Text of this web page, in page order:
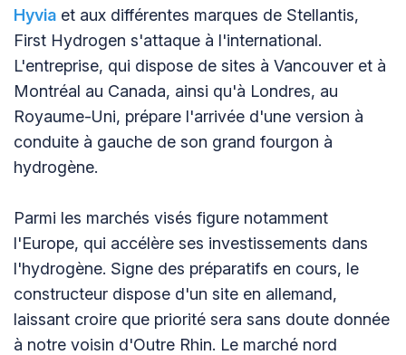
Hyvia et aux différentes marques de Stellantis,
First Hydrogen s'attaque à l'international.
L'entreprise, qui dispose de sites à Vancouver et à
Montréal au Canada, ainsi qu'à Londres, au
Royaume-Uni, prépare l'arrivée d'une version à
conduite à gauche de son grand fourgon à
hydrogène.
Parmi les marchés visés figure notamment
l'Europe, qui accélère ses investissements dans
l'hydrogène. Signe des préparatifs en cours, le
constructeur dispose d'un site en allemand,
laissant croire que priorité sera sans doute donnée
à notre voisin d'Outre Rhin. Le marché nord